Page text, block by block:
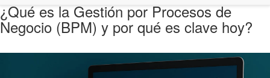
¿Qué es la Gestión por Procesos de
Negocio (BPM) y por qué es clave hoy?